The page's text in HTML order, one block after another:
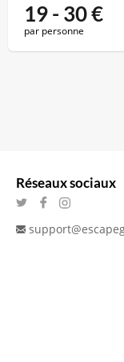
19 - 30€
par personne
Réseaux sociaux